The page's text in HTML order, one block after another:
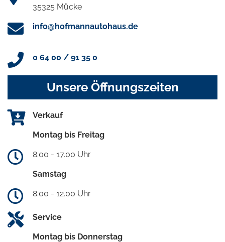
35325 Mücke
info@hofmannautohaus.de
0 64 00 / 91 35 0
Unsere Öffnungszeiten
Verkauf
Montag bis Freitag
8.00 - 17.00 Uhr
Samstag
8.00 - 12.00 Uhr
Service
Montag bis Donnerstag